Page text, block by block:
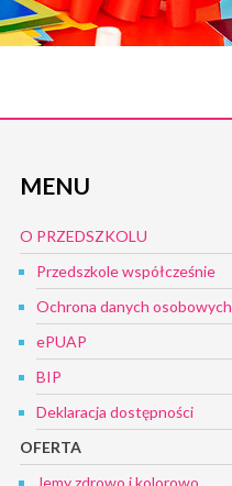
MENU
O PRZEDSZKOLU
Przedszkole współcześnie
Ochrona danych osobowych
ePUAP
BIP
Deklaracja dostępności
OFERTA
Jemy zdrowo i kolorowo